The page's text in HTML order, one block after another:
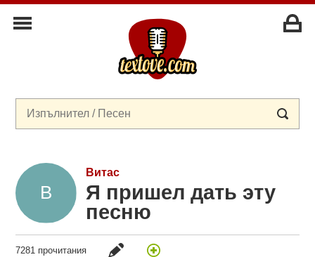
Витас
Я пришел дать эту
песню
7281 прочитания